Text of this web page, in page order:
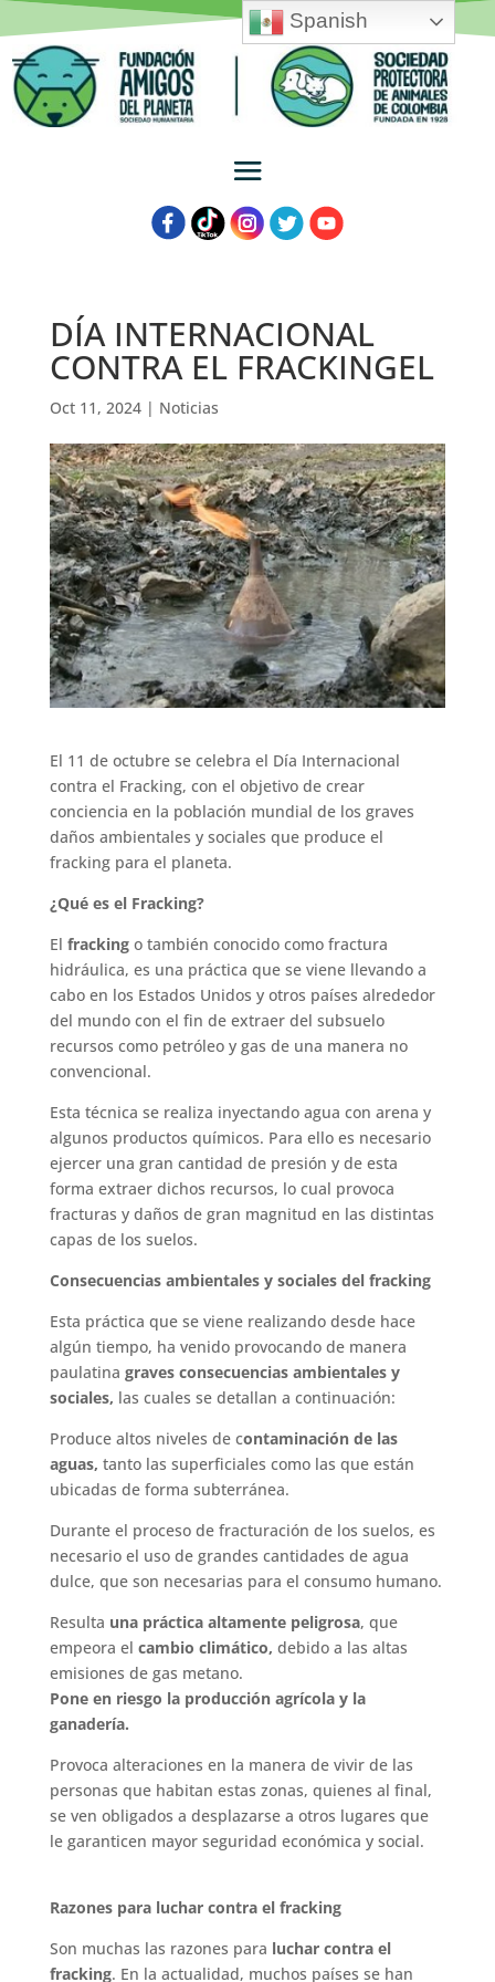
DÍA INTERNACIONAL
CONTRA EL FRACKINGEL
Oct 11, 2024| Noticias
El 11 de octubre se celebra el Día Internacional
contra el Fracking, con el objetivo de crear
conciencia en la población mundial de los graves
daños ambientales y sociales que produce el
fracking para el planeta.
¿Qué es el Fracking?
El fracking o también conocido como fractura
hidráulica, es una práctica que se viene llevando a
cabo en los Estados Unidos y otros países alrededor
del mundo con el fin de extraer del subsuelo
recursos como petróleo y gas de una manera no
convencional.
Esta técnica se realiza inyectando agua con arena y
algunos productos químicos. Para ello es necesario
ejercer una gran cantidad de presión y de esta
forma extraer dichos recursos, lo cual provoca
fracturas y daños de gran magnitud en las distintas
capas de los suelos.
Consecuencias ambientales y sociales del fracking
Esta práctica que se viene realizando desde hace
algún tiempo, ha venido provocando de manera
paulatina graves consecuencias ambientales y
sociales, las cuales se detallan a continuación:
Produce altos niveles de contaminación de las
aguas, tanto las superficiales como las que están
ubicadas de forma subterránea.
Durante el proceso de fracturación de los suelos, es
necesario el uso de grandes cantidades de agua
dulce, que son necesarias para el consumo humano.
Resulta una práctica altamente peligrosa, que
empeora el cambio climático, debido a las altas
emisiones de gas metano.
Pone en riesgo la producción agrícola y la
ganadería.
Provoca alteraciones en la manera de vivir de las
personas que habitan estas zonas, quienes al final,
se ven obligados a desplazarse a otros lugares que
le garanticen mayor seguridad económica y social.
Razones para luchar contra el fracking
Son muchas las razones para luchar contra el
fracking. En la actualidad, muchos países se han
Spanish